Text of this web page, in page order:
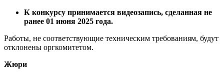
К конкурсу принимается видеозапись, сделанная не
ранее 01 июня 2025 года.
Работы, не соответствующие техническим требованиям, будут
отклонены оргкомитетом.
Жюри